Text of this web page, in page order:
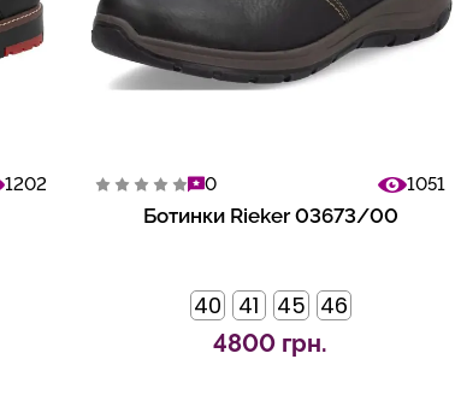
1202 0 1051
Ботинки Rieker 03673/00
40 41 45 46
4800 грн.